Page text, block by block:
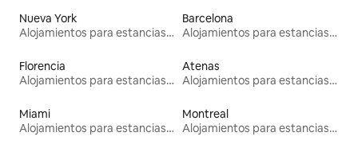
Nueva York
Alojamientos para estancias largas
Barcelona
Alojamientos para estancias largas
Florencia
Alojamientos para estancias largas
Atenas
Alojamientos para estancias largas
Miami
Alojamientos para estancias largas
Montreal
Alojamientos para estancias largas